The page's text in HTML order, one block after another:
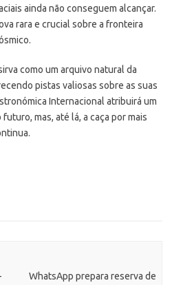
ainda não conseguem alcançar.
rara e crucial sobre a fronteira
como um arquivo natural da
pistas valiosas sobre as suas
Internacional atribuirá um
mas, até lá, a caça por mais
WhatsApp prepara reserva de